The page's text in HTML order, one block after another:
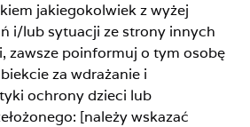
jakiegokolwiek z wyżej
i/lub sytuacji ze strony innych
zawsze poinformuj o tym osobę
za wdrażanie i
ochrony dzieci lub
[należy wskazać